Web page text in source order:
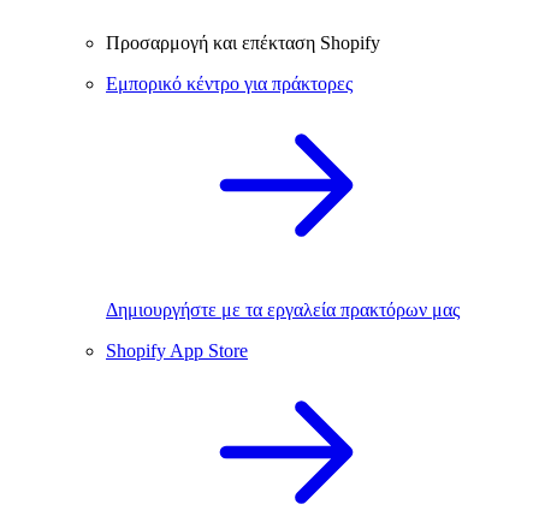
Προσαρμογή και επέκταση Shopify
Εμπορικό κέντρο για πράκτορες
Δημιουργήστε με τα εργαλεία πρακτόρων μας
Shopify App Store